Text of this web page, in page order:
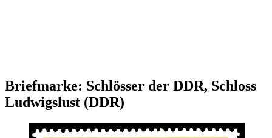
Briefmarke: Schlösser der DDR, Schloss
Ludwigslust (DDR)